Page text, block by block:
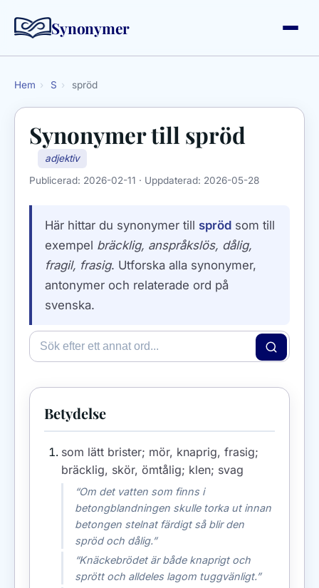
Synonymer
Hem › S › spröd
Synonymer till spröd
adjektiv
Publicerad: 2026-02-11 · Uppdaterad: 2026-05-28
Här hittar du synonymer till spröd som till
exempel bräcklig, anspråkslös, dålig,
fragil, frasig. Utforska alla synonymer,
antonymer och relaterade ord på
svenska.
Betydelse
som lätt brister; mör, knaprig, frasig;
bräcklig, skör, ömtålig; klen; svag
“Om det vatten som finns i
betongblandningen skulle torka ut innan
betongen stelnat färdigt så blir den
spröd och dålig.”
“Knäckebrödet är både knaprigt och
sprött och alldeles lagom tuggvänligt.”